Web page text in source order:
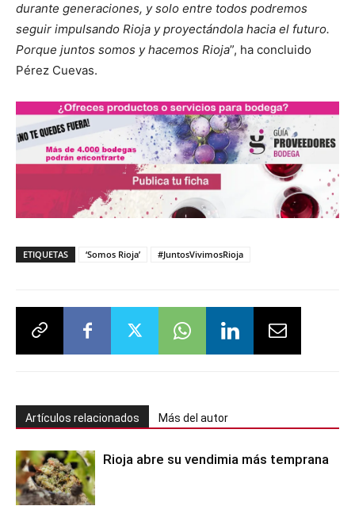
durante generaciones, y solo entre todos podremos
seguir impulsando Rioja y proyectándola hacia el futuro.
Porque juntos somos y hacemos Rioja”, ha concluido
Pérez Cuevas.
ETIQUETAS ‘Somos Rioja’ #JuntosVivimosRioja
Artículos relacionados Más del autor
Rioja abre su vendimia más temprana